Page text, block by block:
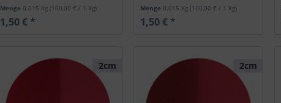
Menge 0.015 Kg (100,00 € / 1 Kg)
1,50 € *
Menge 0.015 Kg(100,00 € / 1 Kg)
1,50 € *
2cm 2cm